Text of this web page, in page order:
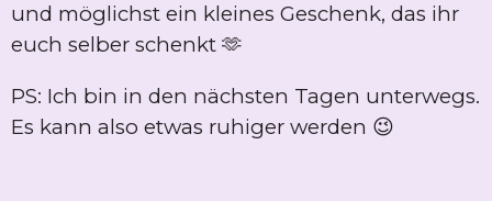
und möglichst ein kleines Geschenk, das ihr
euch selber schenkt 🫶
PS: Ich bin in den nächsten Tagen unterwegs.
Es kann also etwas ruhiger werden 😉